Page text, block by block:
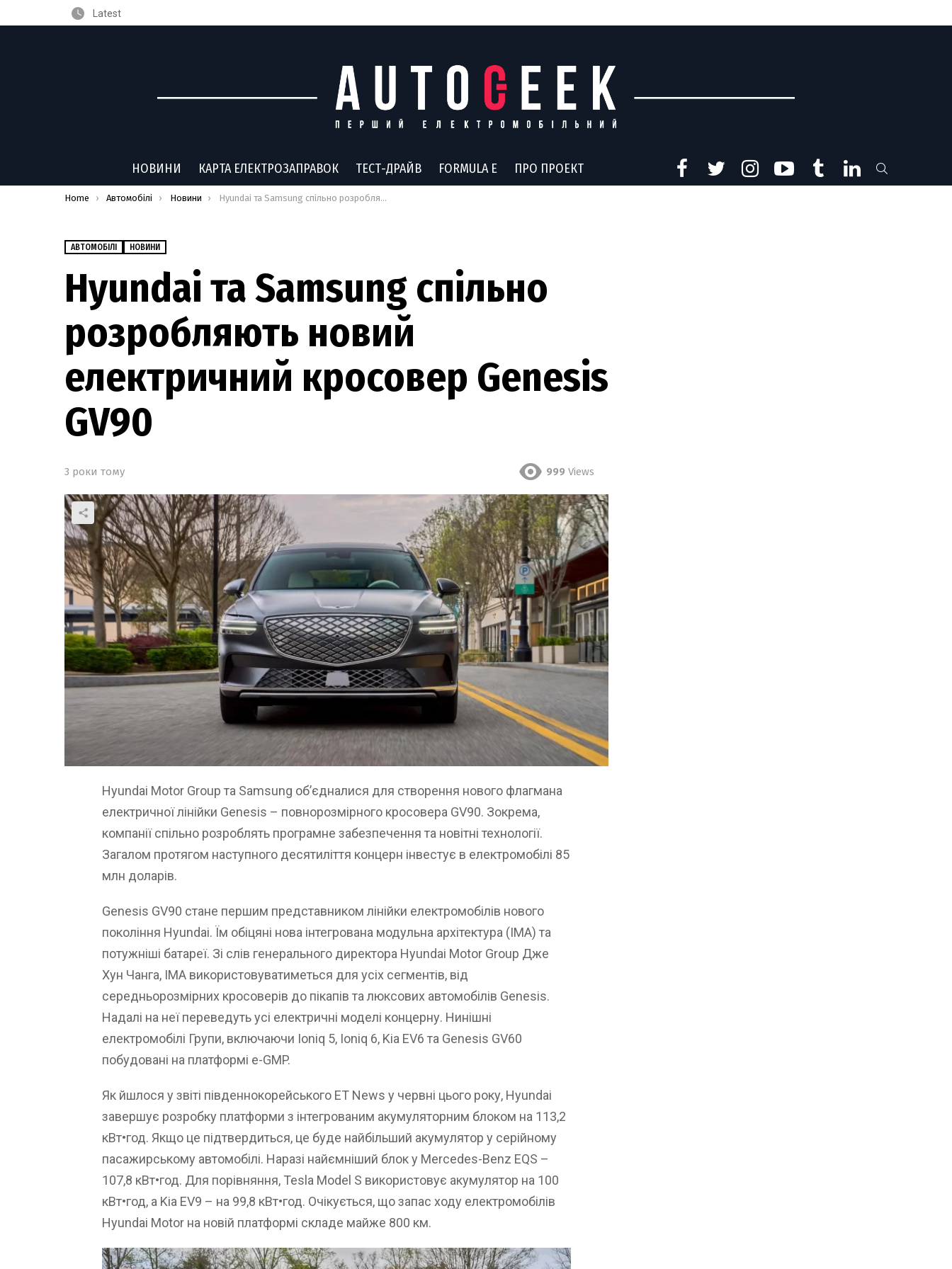
Latest
НОВИНИ КАРТА ЕЛЕКТРОЗАПРАВОК ТЕСТ-ДРАЙВ FORMULA E ПРО ПРОЕКТ
You are here:
Home Автомобілі Новини Hyundai та Samsung спільно розробляють новий електричний кросовер Genesis GV90
АВТОМОБІЛІ НОВИНИ
Hyundai та Samsung спільно
розробляють новий
електричний кросовер Genesis
GV90
3 роки тому 999 Views
Hyundai Motor Group та Samsung обʼєдналися для створення нового флагмана
електричної лінійки Genesis – повнорозмірного кросовера GV90. Зокрема,
компанії спільно розроблять програмне забезпечення та новітні технології.
Загалом протягом наступного десятиліття концерн інвестує в електромобілі 85
млн доларів.
Genesis GV90 стане першим представником лінійки електромобілів нового
покоління Hyundai. Їм обіцяні нова інтегрована модульна архітектура (IMA) та
потужніші батареї. Зі слів генерального директора Hyundai Motor Group Дже
Хун Чанга, IMA використовуватиметься для усіх сегментів, від
середньорозмірних кросоверів до пікапів та люксових автомобілів Genesis.
Надалі на неї переведуть усі електричні моделі концерну. Нинішні
електромобілі Групи, включаючи Ioniq 5, Ioniq 6, Kia EV6 та Genesis GV60
побудовані на платформі e-GMP.
Як йшлося у звіті південнокорейського ET News у червні цього року, Hyundai
завершує розробку платформи з інтегрованим акумуляторним блоком на 113,2
кВт•год. Якщо це підтвердиться, це буде найбільший акумулятор у серійному
пасажирському автомобілі. Наразі найємніший блок у Mercedes-Benz EQS –
107,8 кВт•год. Для порівняння, Tesla Model S використовує акумулятор на 100
кВт•год, а Kia EV9 – на 99,8 кВт•год. Очікується, що запас ходу електромобілів
Hyundai Motor на новій платформі складе майже 800 км.